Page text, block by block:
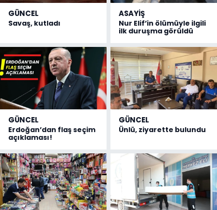
GÜNCEL
Savaş, kutladı
ASAYİŞ
Nur Elif’in ölümüyle ilgili
ilk duruşma görüldü
GÜNCEL
Erdoğan’dan flaş seçim
açıklaması!
GÜNCEL
Ünlü, ziyarette bulundu